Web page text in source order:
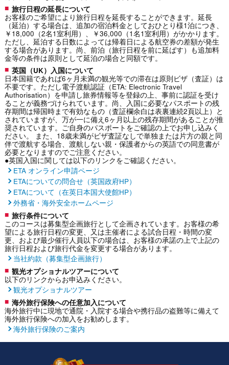
旅行日程の延長について
お客様のご希望により旅行日程を延長することができます。延長
（延泊）する場合は、追加の宿泊料金としておひとり様1泊につき、
￥18,000（2名1室利用）、￥36,000（1名1室利用）がかかります。
ただし、延泊する日数によっては帰着日による航空券の差額が発生
する場合があります。尚、前泊（旅行日程を前に延ばす）も追加料
金等の条件は原則として延泊の場合と同額です。
英国（UK）入国について
日本国籍であれば6ヶ月未満の観光等での滞在は原則ビザ（査証）は
不要です。ただし電子渡航認証（ETA: Electronic Travel
Authorisation）を申請し旅券情報等を登録の上、事前に認証を受け
ることが義務づけられています。尚、入国に必要なパスポートの残
存期間は帰国時まで有効なもの（査証欄余白は表裏連続2頁以上）と
されていますが、万が一に備え6ヶ月以上の残存期間があることが推
奨されています。ご自身のパスポートをご確認の上でお申し込みく
ださい。 また、18歳未満がビザ査証なしで単独または片方の親と同
伴で渡航する場合、渡航しない親・保護者からの英語での同意書が
必要となりますのでご注意ください。
●英国入国に関しては以下のリンクをご確認ください。
ETA オンライン申請ページ
ETAについての問合せ（英国政府HP）
ETAについて（在英日本国大使館HP）
外務省・海外安全ホームページ
旅行条件について
このコースは募集型企画旅行として企画されています。お客様の希
望による旅行日程の変更、又は主催者による試合日程・時間の変
更、および最少催行人員以下の場合は、お客様の承諾の上で上記の
旅行日程および旅行代金を変更する場合があります。
当社約款（募集型企画旅行）
観光オプショナルツアーについて
以下のリンクからお申込みください。
観光オプショナルツアー
海外旅行保険への任意加入について
海外旅行中に現地で通院・入院する場合や携行品の盗難等に備えて
海外旅行保険への加入をお勧めします。
海外旅行保険のご案内